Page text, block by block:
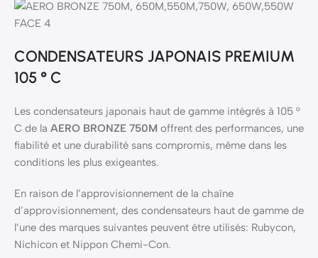
CONDENSATEURS JAPONAIS PREMIUM
105 ° C
Les condensateurs japonais haut de gamme intégrés à 105 °
C de la AERO BRONZE 750M offrent des performances, une
fiabilité et une durabilité sans compromis, même dans les
conditions les plus exigeantes.
En raison de l’approvisionnement de la chaîne
d’approvisionnement, des condensateurs haut de gamme de
l’une des marques suivantes peuvent être utilisés: Rubycon,
Nichicon et Nippon Chemi-Con.